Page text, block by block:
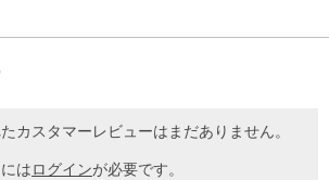
カスタマーレビューはまだありません。
はログインが必要です。